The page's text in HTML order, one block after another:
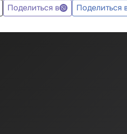
Поделиться в Поделиться